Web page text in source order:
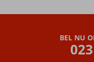
BeoordelingenBEL NU